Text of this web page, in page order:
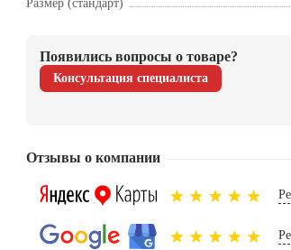
Размер (стандарт)
Появились вопросы о товаре?
Консультация специалиста
Отзывы о компании